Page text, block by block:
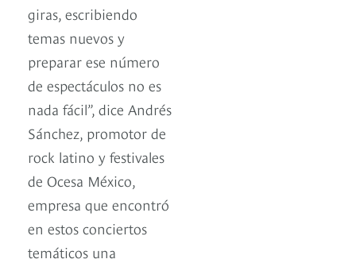
giras, escribiendo
temas nuevos y
preparar ese número
de espectáculos no es
nada fácil”, dice Andrés
Sánchez, promotor de
rock latino y festivales
de Ocesa México,
empresa que encontró
en estos conciertos
temáticos una